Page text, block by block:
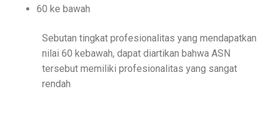
60 ke bawah
Sebutan tingkat profesionalitas yang mendapatkan
nilai 60 kebawah, dapat diartikan bahwa ASN
tersebut memiliki profesionalitas yang sangat
rendah